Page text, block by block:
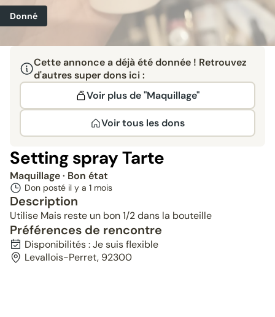
Donné
Cette annonce a déjà été donnée ! Retrouvez
d'autres super dons ici :
Voir plus de "Maquillage"
Voir tous les dons
Setting spray Tarte
Maquillage· Bon état
Don posté il y a 1 mois
Description
Utilise Mais reste un bon 1/2 dans la bouteille
Préférences de rencontre
Disponibilités : Je suis flexible
Levallois-Perret, 92300